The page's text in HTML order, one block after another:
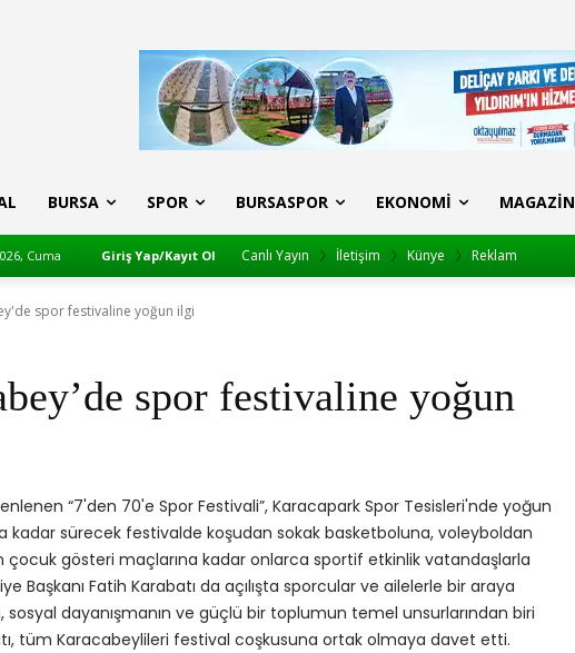
BURSA SPOR BURSASPOR EKONOMI MAGAZIN
Cuma Giriş Yap/Kayıt Ol Canlı Yayın İletişim Künye Reklam
spor festivaline yoğun ilgi
spor festivaline yoğun
“7'den 70'e Spor Festivali”, Karacapark Spor Tesisleri'nde yoğun
kadar sürecek festivalde koşudan sokak basketboluna, voleyboldan
gösteri maçlarına kadar onlarca sportif etkinlik vatandaşlarla
Başkanı Fatih Karabatı da açılışta sporcular ve ailelerle bir araya
sosyal dayanışmanın ve güçlü bir toplumun temel unsurlarından biri
tüm Karacabeylileri festival coşkusuna ortak olmaya davet etti.